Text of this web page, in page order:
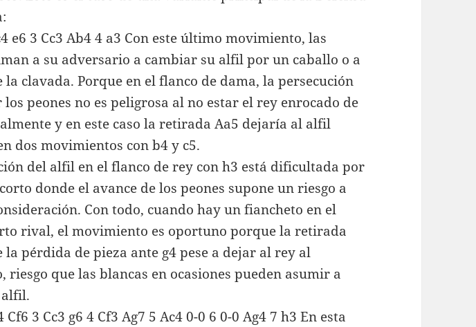
e6 3 Cc3 Ab4 4 a3 Con este último movimiento, las
a su adversario a cambiar su alfil por un caballo o a
clavada. Porque en el flanco de dama, la persecución
peones no es peligrosa al no estar el rey enrocado de
y en este caso la retirada Aa5 dejaría al alfil
dos movimientos con b4 y c5.
del alfil en el flanco de rey con h3 está dificultada por
donde el avance de los peones supone un riesgo a
Con todo, cuando hay un fiancheto en el
rival, el movimiento es oportuno porque la retirada
la pérdida de pieza ante g4 pese a dejar al rey al
riesgo que las blancas en ocasiones pueden asumir a
Cf6 3 Cc3 g6 4 Cf3 Ag7 5 Ac4 0-0 6 0-0 Ag4 7 h3 En esta